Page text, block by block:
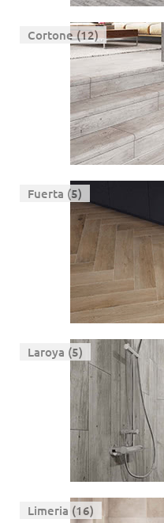
Cortone (12)
Fuerta (5)
Laroya (5)
Limeria (16)